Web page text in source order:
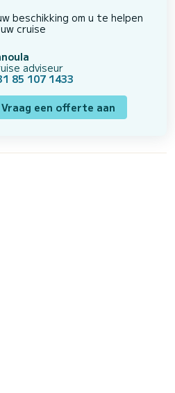
beschikking om u te helpen
cruise
adviseur
85 107 1433
Vraag een offerte aan